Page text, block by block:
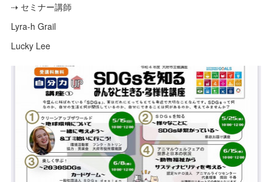
⁡⇢ セミナー講師
⁡Lyra-h Grail
⁡Lucky Lee